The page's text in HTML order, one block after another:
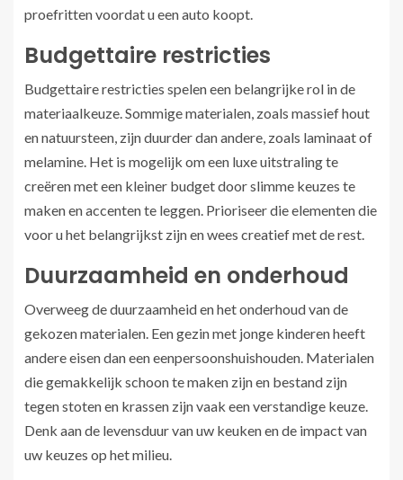
proefritten voordat u een auto koopt.
Budgettaire restricties
Budgettaire restricties spelen een belangrijke rol in de
materiaalkeuze. Sommige materialen, zoals massief hout
en natuursteen, zijn duurder dan andere, zoals laminaat of
melamine. Het is mogelijk om een luxe uitstraling te
creëren met een kleiner budget door slimme keuzes te
maken en accenten te leggen. Prioriseer die elementen die
voor u het belangrijkst zijn en wees creatief met de rest.
Duurzaamheid en onderhoud
Overweeg de duurzaamheid en het onderhoud van de
gekozen materialen. Een gezin met jonge kinderen heeft
andere eisen dan een eenpersoonshuishouden. Materialen
die gemakkelijk schoon te maken zijn en bestand zijn
tegen stoten en krassen zijn vaak een verstandige keuze.
Denk aan de levensduur van uw keuken en de impact van
uw keuzes op het milieu.